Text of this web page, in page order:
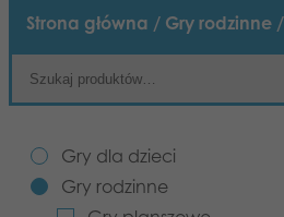
PRODUKTY
Gry dla dzieci
Gry dla dorosłych
AKTUALNOŚCI
Zasady postępowania
KONTAKT
Strona główna / Gry rodzinne
Gry dla dzieci
Gry rodzinne